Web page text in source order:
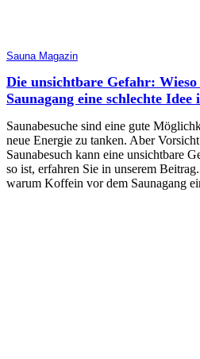
Sauna Magazin
Die unsichtbare Gefahr:
Saunagang eine schlechte Idee
Saunabesuche sind eine gute
neue Energie zu tanken. Aber
Saunabesuch kann eine unsichtbare
so ist, erfahren Sie in unserem
warum Koffein vor dem Saunagang